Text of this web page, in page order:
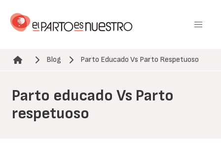
contenido
Ruta de navegación
Blog Parto Educado Vs Parto Respetuoso
Parto educado Vs Parto
respetuoso